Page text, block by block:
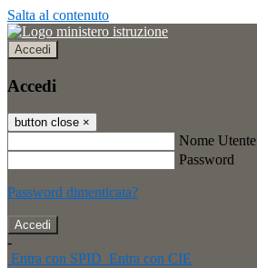
Salta al contenuto
Accedi
Accedi
button close ×
Nome Utente
Password
Password dimenticata?
-
Entra con SPID Entra con CIE